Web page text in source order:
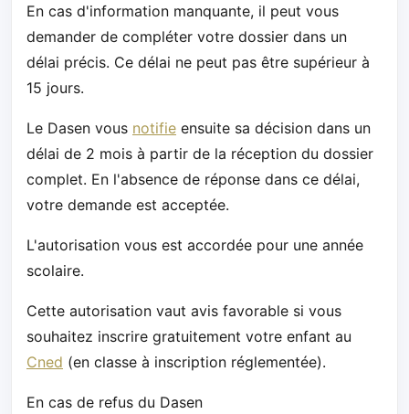
En cas d'information manquante, il peut vous
demander de compléter votre dossier dans un
délai précis. Ce délai ne peut pas être supérieur à
15 jours.
Le Dasen vous notifie ensuite sa décision dans un
délai de 2 mois à partir de la réception du dossier
complet. En l'absence de réponse dans ce délai,
votre demande est acceptée.
L'autorisation vous est accordée pour une année
scolaire.
Cette autorisation vaut avis favorable si vous
souhaitez inscrire gratuitement votre enfant au
Cned (en classe à inscription réglementée).
En cas de refus du Dasen